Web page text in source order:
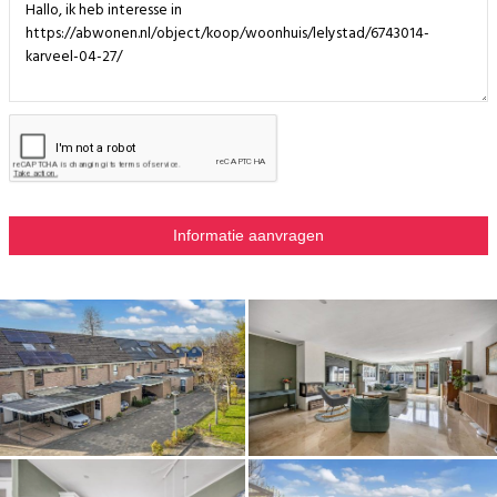
eigen te maken: een groot bed, een royale kastenwand en zelfs een plek
om te zitten of te werken, zonder dat het vol aanvoelt. De aanwezige
airconditioning zorgt daarnaast voor extra comfort, juist op warme
Aan de voorzijde ligt de tweede slaapkamer. Iets compacter, maar goed
van formaat en daardoor breed inzetbaar. Of het nu een kinderkamer,
werkkamer of logeerkamer wordt - de ruimte laat zich makkelijk
aanpassen aan wat op dat moment nodig is.
een plek om even terug te trekken. Uitgerust met een whirlpool/ligbad,
een douchecabine, een tweede toilet en een wastafelmeubel. Alles
het dagelijks gebruik aangenamer maakt.
.
Tweede verdieping
Via een vaste trap bereik je de tweede verdieping. Een volwaardige
woonlaag die direct meer biedt dan je misschien verwacht. Hier vind je
twee extra slaapkamers en een overloop, waardoor de woning in totaal
vier slaapkamers telt. Door de aanwezigheid van knieschotten heb je
veel extra bergruimte.